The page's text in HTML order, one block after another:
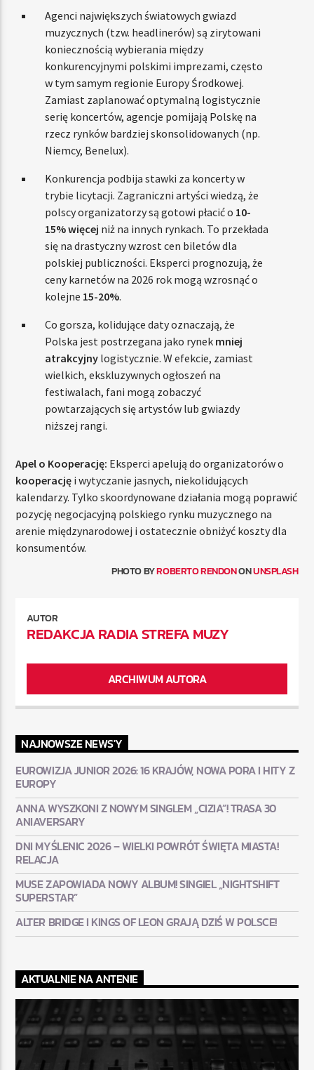
Agenci największych światowych gwiazd
muzycznych (tzw. headlinerów) są zirytowani
koniecznością wybierania między
konkurencyjnymi polskimi imprezami, często
w tym samym regionie Europy Środkowej.
Zamiast zaplanować optymalną logistycznie
serię koncertów, agencje pomijają Polskę na
rzecz rynków bardziej skonsolidowanych (np.
Niemcy, Benelux).
Konkurencja podbija stawki za koncerty w
trybie licytacji. Zagraniczni artyści wiedzą, że
polscy organizatorzy są gotowi płacić o 10-
15% więcej niż na innych rynkach. To przekłada
się na drastyczny wzrost cen biletów dla
polskiej publiczności. Eksperci prognozują, że
ceny karnetów na 2026 rok mogą wzrosnąć o
kolejne 15-20%.
Co gorsza, kolidujące daty oznaczają, że
Polska jest postrzegana jako rynek mniej
atrakcyjny logistycznie. W efekcie, zamiast
wielkich, ekskluzywnych ogłoszeń na
festiwalach, fani mogą zobaczyć
powtarzających się artystów lub gwiazdy
niższej rangi.
Apel o Kooperację: Eksperci apelują do organizatorów o
kooperację i wytyczanie jasnych, niekolidujących
kalendarzy. Tylko skoordynowane działania mogą poprawić
pozycję negocjacyjną polskiego rynku muzycznego na
arenie międzynarodowej i ostatecznie obniżyć koszty dla
konsumentów.
PHOTO BYROBERTO RENDONONUNSPLASH
AUTOR
REDAKCJA RADIA STREFA MUZY
ARCHIWUM AUTORA
NAJNOWSZE NEWS'Y
EUROWIZJA JUNIOR 2026: 16 KRAJÓW, NOWA PORA I HITY Z
EUROPY
ANNA WYSZKONI Z NOWYM SINGLEM „CIZIA”! TRASA 30
ANIAVERSARY
DNI MYŚLENIC 2026 – WIELKI POWRÓT ŚWIĘTA MIASTA!
RELACJA
MUSE ZAPOWIADA NOWY ALBUM! SINGIEL „NIGHTSHIFT
SUPERSTAR”
ALTER BRIDGE I KINGS OF LEON GRAJĄ DZIŚ W POLSCE!
AKTUALNIE NA ANTENIE